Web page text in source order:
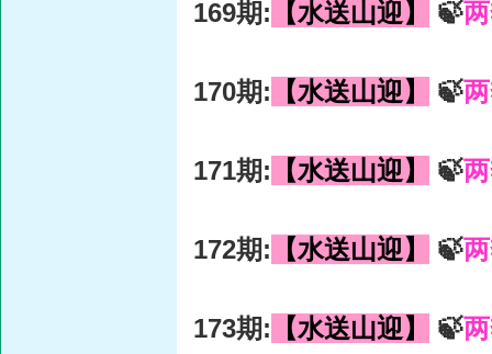
169期: 【水送山迎】 🍃
170期: 【水送山迎】 🍃
171期: 【水送山迎】 🍃
172期: 【水送山迎】 🍃
173期: 【水送山迎】 🍃